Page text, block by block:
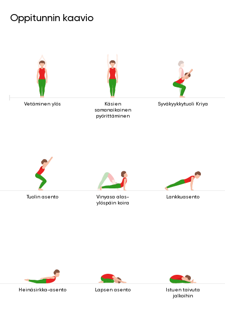
Oppitunnin kaavio
Vetäminen ylös
Käsien
samanaikainen
pyörittäminen
Syväkyykkytuoli Kriya
Tuolin asento
Vinyasa alas-
ylöspäin koira
Lankkuasento
Heinäsirkka-asento Lapsen asento
Istuen taivuta
jalkoihin